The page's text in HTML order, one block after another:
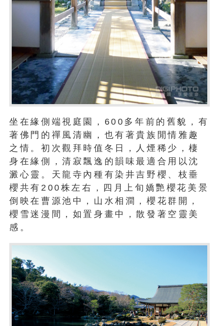
坐在緣側端視庭園，600多年前的舊貌，有
著佛門的禪風清幽，也有著貴族閒情雅趣
之情。初次觀拜時值冬日，人煙稀少，棲
身在緣側，清寂飄逸的韻味最適合用以沈
澱心靈。天龍寺內種有染井吉野櫻、枝垂
櫻共有200株左右，四月上旬嬌艷櫻花美景
倒映在曹源池中，山水相澗，櫻花群開，
櫻雪迷漫間，如置身畫中，散發著空靈美
感。